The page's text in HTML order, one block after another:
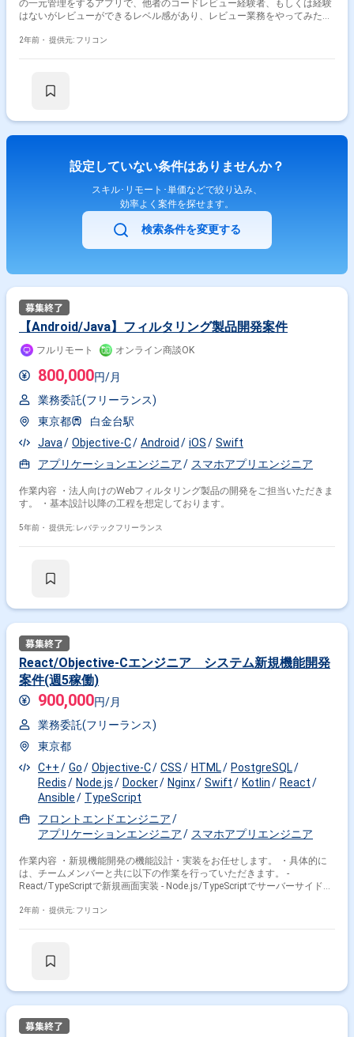
の一元管理をするアプリで、他者のコードレビュー経験者、もしくは経験
はないがレビューができるレベル感があり、レビュー業務をやってみたい
にご参画いただきます。
2年前・ 提供元: フリコン
設定していない条件はありませんか？
スキル･リモート･単価などで絞り込み、
効率よく案件を探せます。
検索条件を変更する
【Android/Java】フィルタリング製品開発案件
フルリモート オンライン商談OK
800,000円/月
業務委託(フリーランス)
東京都
白金台駅
Java
Objective-C Android iOS
Swift
アプリケーションエンジニア
スマホアプリエンジニア
作業内容 ・法人向けのWebフィルタリング製品の開発をご担当いただきま
す。 ・基本設計以降の工程を想定しております。
5年前・ 提供元: レバテックフリーランス
React/Objective-Cエンジニア システム新規機能開発
案件(週5稼働)
900,000円/月
業務委託(フリーランス)
東京都
C++
Go Objective-C CSS HTML
PostgreSQL
Redis
Node.js Docker Nginx Swift Kotlin
React
Ansible
TypeScript
フロントエンドエンジニア
アプリケーションエンジニア
スマホアプリエンジニア
作業内容 ・新規機能開発の機能設計・実装をお任せします。 ・具体的に
は、チームメンバーと共に以下の作業を行っていただきます。 -
React/TypeScriptで新規画面実装 - Node.js/TypeScriptでサーバーサイド実
2年前・ 提供元: フリコン